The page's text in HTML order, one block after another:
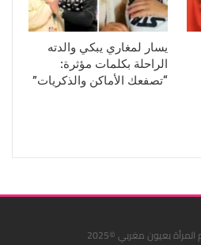
يسار لمغاري يبكي والدته
الراحلة بكلمات مؤثرة:
“تصفعك الأماكن والذكريات”
بعيون مغربي ©2025